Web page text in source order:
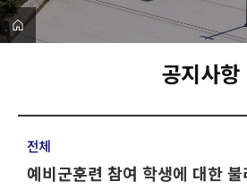
공지사항
전체
예비군훈련 참여 학생에 대한